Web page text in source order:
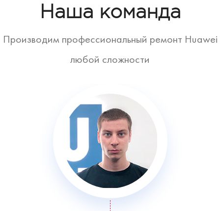
Наша команда
Производим профессиональный ремонт Huawei
любой сложности